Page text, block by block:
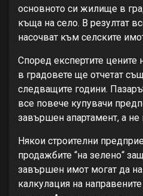
основното си жилище в
къща на село. В резултат
насочват към селските
Според експертите цените
в градовете ще отчетат
следващите години.
все повече купувачи
завършен апартамент, а
Някои строителни
продажбите “на зелено“
завършен имот могат да
калкулация на